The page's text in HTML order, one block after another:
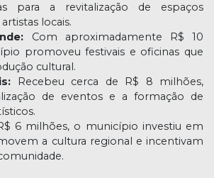
para a revitalização de espaços
locais.
Com aproximadamente R$ 10
promoveu festivais e oficinas que
cultural.
Recebeu cerca de R$ 8 milhões,
de eventos e a formação de
6 milhões, o município investiu em
a cultura regional e incentivam